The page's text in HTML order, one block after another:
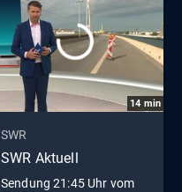
14 min
SWR
SWR Aktuell
Sendung 21:45 Uhr vom